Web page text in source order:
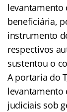
levantamento
beneficiária,
instrumento
respectivos
sustentou o
A portaria do
levantamento
judiciais sob